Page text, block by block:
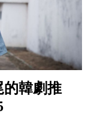
的韓劇推